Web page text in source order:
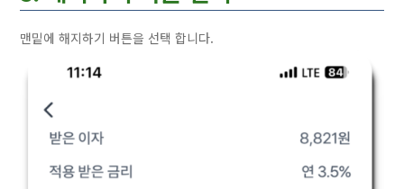
맨밑에 해지하기 버튼을 선택 합니다.